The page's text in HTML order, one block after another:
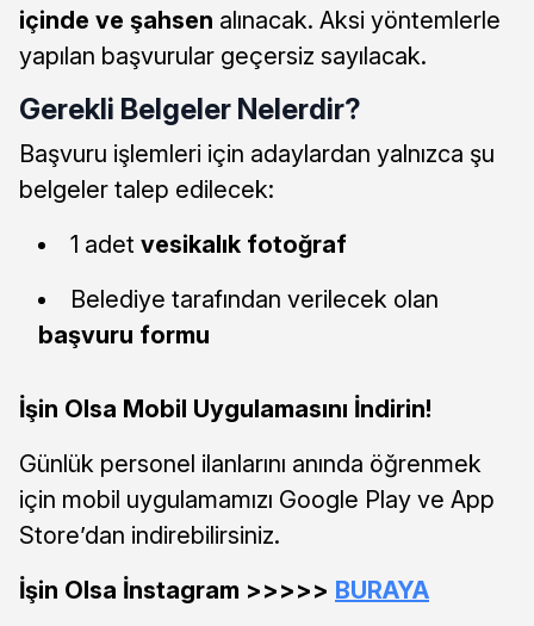
içinde ve şahsen alınacak. Aksi yöntemlerle
yapılan başvurular geçersiz sayılacak.
Gerekli Belgeler Nelerdir?
Başvuru işlemleri için adaylardan yalnızca şu
belgeler talep edilecek:
1 adet vesikalık fotoğraf
Belediye tarafından verilecek olan
başvuru formu
İşin Olsa Mobil Uygulamasını İndirin!
Günlük personel ilanlarını anında öğrenmek
için mobil uygulamamızı Google Play ve App
Store’dan indirebilirsiniz.
İşin Olsa İnstagram >>>>> BURAYA